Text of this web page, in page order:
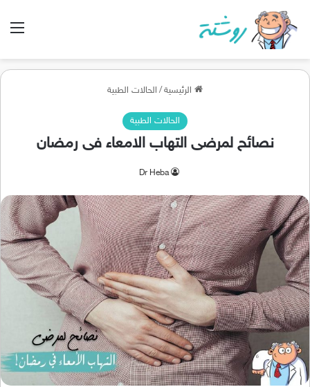
الرئيسية/ الحالات الطبية
الحالات الطبية
نصائح لمرضى التهاب الامعاء فى رمضان
Dr Heba